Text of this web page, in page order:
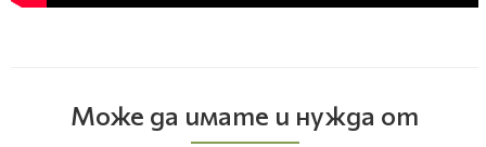
Може да имате и нужда от